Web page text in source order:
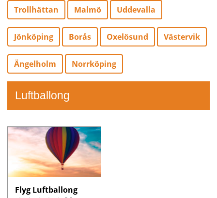
Trollhättan Malmö Uddevalla
Jönköping Borås Oxelösund Västervik
Ängelholm Norrköping
Luftballong
Flyg Luftballong